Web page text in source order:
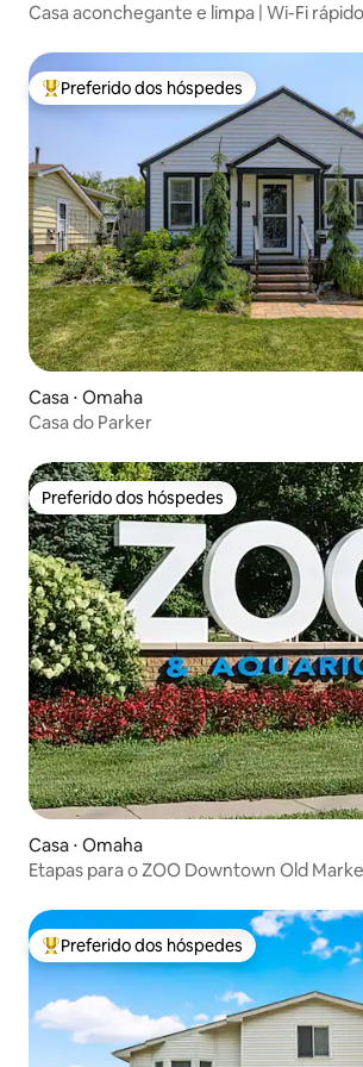
Casa aconchegante e limpa | Wi-Fi
Entre os melhores preferidos dos hóspedes
Preferido dos hóspedes
Casa ⋅ Omaha
Casa do Parker
Preferido dos hóspedes
Preferido dos hóspedes
Casa ⋅ Omaha
Etapas para o ZOO Downtown Old Market
Entre os melhores preferidos dos
Preferido dos hóspedes